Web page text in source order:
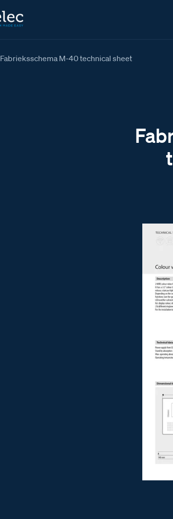
Fabrieksschema M-40 technical sheet